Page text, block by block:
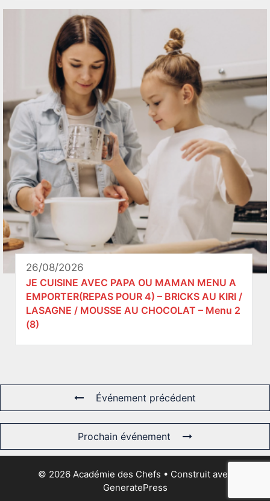
26/08/2026
JE CUISINE AVEC PAPA OU MAMAN MENU A
EMPORTER(REPAS POUR 4) – BRICKS AU KIRI /
LASAGNE / MOUSSE AU CHOCOLAT – Menu 2
(8)
Événement précédent
Prochain événement
© 2026 Académie des Chefs • Construit avec
GeneratePress